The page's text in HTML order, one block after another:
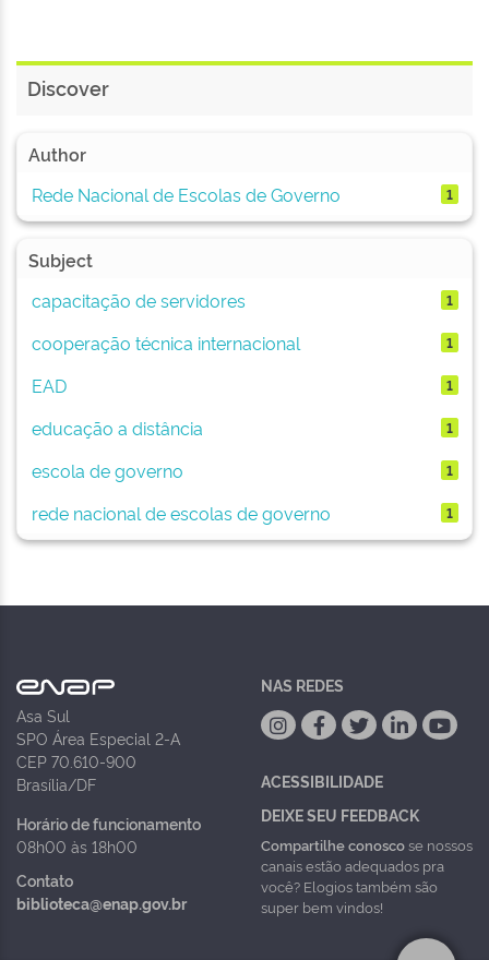
Discover
Author
Rede Nacional de Escolas de Governo
1
Subject
capacitação de servidores
1
cooperação técnica internacional 1
EAD 1
educação a distância 1
escola de governo 1
rede nacional de escolas de governo 1
Asa Sul
SPO Área Especial 2-A
CEP 70.610-900
Brasília/DF
Horário de funcionamento
08h00 às 18h00
Contato
biblioteca@enap.gov.br
NAS REDES
ACESSIBILIDADE
DEIXE SEU FEEDBACK
Compartilhe conoscose nossos
canais estão adequados pra
você? Elogios também são
super bem vindos!